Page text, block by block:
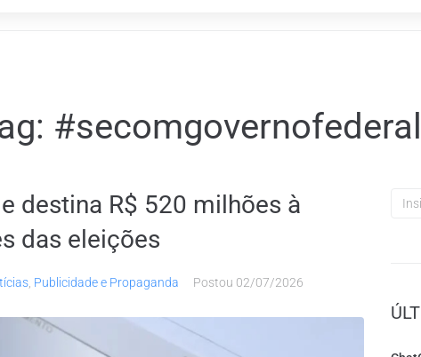
#secomgovernofederal
destina R$ 520 milhões à
das eleições
Publicidade e Propaganda Postou 02/07/2026